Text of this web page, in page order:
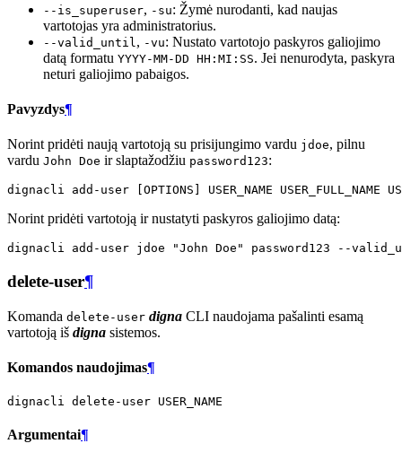
--is_superuser, -su: Žymė nurodanti, kad naujas
vartotojas yra administratorius.
--valid_until , -vu: Nustato vartotojo paskyros galiojimo
datą formatu YYYY-MM-DD HH:MI:SS. Jei nenurodyta, paskyra
neturi galiojimo pabaigos.
Pavyzdys¶
Norint pridėti naują vartotoją su prisijungimo vardu jdoe, pilnu
vardu John Doe ir slaptažodžiu password123:
dignacli add-user OPTIONS USER_NAME USER_FULL_NAME
Norint pridėti vartotoją ir nustatyti paskyros galiojimo datą:
dignacli add-user jdoe "John Doe" password123 --
delete-user¶
Komanda delete-user digna CLI naudojama pašalinti esamą
vartotoją iš digna sistemos.
Komandos naudojimas¶
dignacli delete-user
Argumentai¶